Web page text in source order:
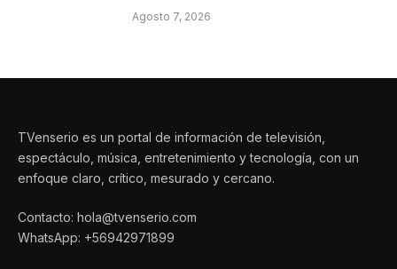
Agosto 7, 2026
TVenserio es un portal de información de televisión,
espectáculo, música, entretenimiento y tecnología, con un
enfoque claro, crítico, mesurado y cercano.
Contacto: hola@tvenserio.com
WhatsApp: +56942971899